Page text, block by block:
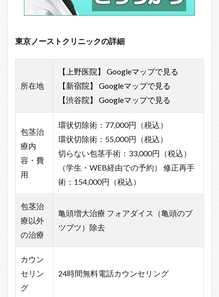
東京ノーストクリニックの詳細
所在地
【上野医院】 Googleマップで見る
【新宿院】 Googleマップで見る
【渋谷院】 Googleマップで見る
包茎治
療内
容・費
用
環状切除術：77,000円（税込）
環状切除術：55,000円（税込）
切らない包茎手術：33,000円（税込）
（学生・WEB経由での予約） 修正再手
術：154,000円（税込）
包茎治
療以外
の治療
亀頭増大治療 フォアダイス（亀頭のブ
ツブツ）除去
カウン
セリン
グ
24時間無料電話カウンセリング